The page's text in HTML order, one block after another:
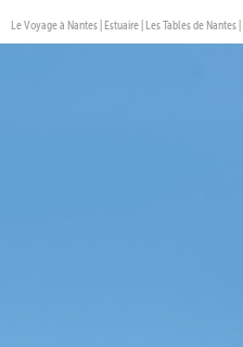
Le Voyage à Nantes| Estuaire| Les Tables de Nantes|